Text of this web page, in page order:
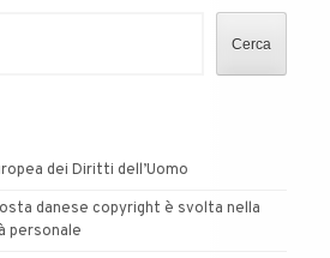
Cerca
dei Diritti dell’Uomo
danese copyright è svolta nella
personale